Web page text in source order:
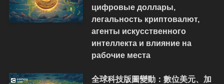
цифровые доллары,
легальность криптовалют,
агенты искусственного
интеллекта и влияние на
рабочие места
全球科技版圖變動：數位美元、加